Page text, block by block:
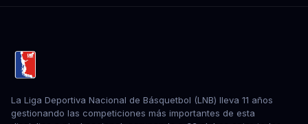
La Liga Deportiva Nacional de Básquetbol (LNB) lleva 11 años
gestionando las competiciones más importantes de esta